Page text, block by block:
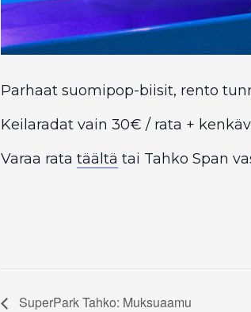
Parhaat suomipop-biisit, rento
Keilaradat vain 30€ / rata +
Varaa rata täältä tai Tahko Span
SuperPark Tahko: Muksuaamu